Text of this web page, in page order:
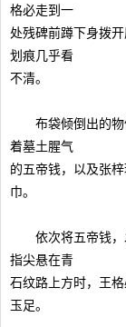
格必走到一
处残碑前蹲下身拨
划痕几乎看
不清。
布袋倾倒出的物
着墓土腥气
的五帝钱，以及张
巾。
依次将五帝钱，
指尖悬在青
石纹路上方时，王
玉足。